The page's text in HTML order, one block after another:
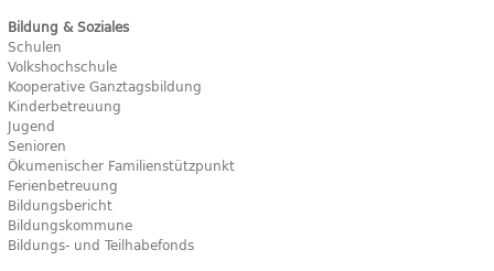
Bildung & Soziales
Schulen
Volkshochschule
Kooperative Ganztagsbildung
Kinderbetreuung
Jugend
Senioren
Ökumenischer Familienstützpunkt
Ferienbetreuung
Bildungsbericht
Bildungskommune
Bildungs- und Teilhabefonds